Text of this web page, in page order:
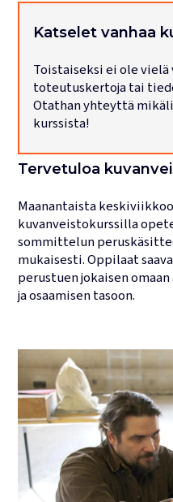
Tilat
Katselet vanhaa
Toistaiseksi ei ole
toteutuskertoja tai
Otathan yhteyttä
kurssista!
Tervetuloa
Maanantaista
kuvanveistokurssilla
sommittelun
mukaisesti. Oppilaat
perustuen jokaisen
ja osaamisen tasoon.